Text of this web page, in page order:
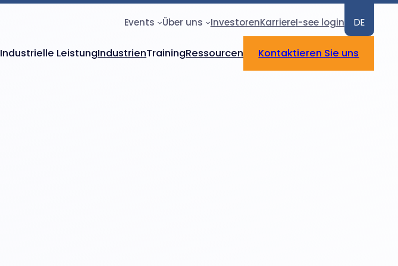
Events Über uns InvestorenKarriereI-see login DE
Industrielle LeistungIndustrienTrainingRessourcen Kontaktieren Sie uns